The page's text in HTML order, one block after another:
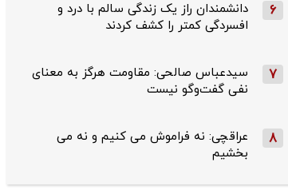
6
دانشمندان راز یک زندگی سالم با درد و
افسردگی کمتر را کشف کردند
7
سیدعباس صالحی: مقاومت هرگز به معنای
نفی گفت‌وگو نیست
8
عراقچی: نه فراموش می کنیم و نه می
بخشیم